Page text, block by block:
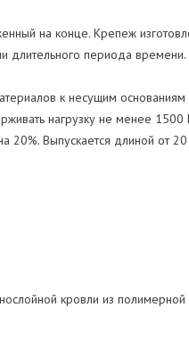
на конце. Крепеж
длительного периода времени.
к несущим основаниям
нагрузку не менее 1500
20%. Выпускается длиной от
кровли из